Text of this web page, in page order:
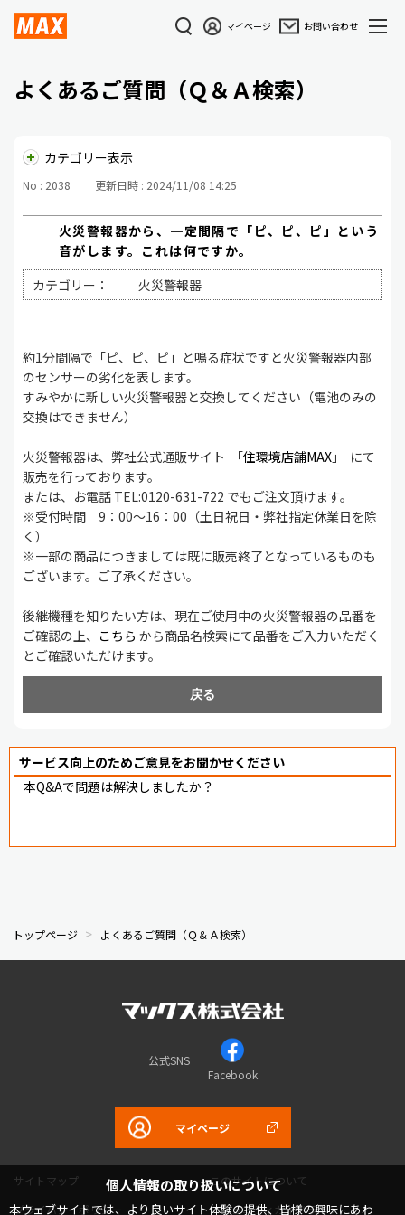
マイページ お問い合わせ
よくあるご質問（Ｑ＆Ａ検索）
個人情報の取り扱いについて
本ウェブサイトでは、より良いサイト体験の提供、皆様の興味にあわ
カテゴリー表示
No : 2038 更新日時 : 2024/11/08 14:25
火災警報器から、一定間隔で「ピ、ピ、ピ」という
音がします。これは何ですか。
カテゴリー：
火災警報器
約1分間隔で「ピ、ピ、ピ」と鳴る症状ですと火災警報器内部
のセンサーの劣化を表します。
すみやかに新しい火災警報器と交換してください（電池のみの
交換はできません）
火災警報器は、弊社公式通販サイト 「住環境店舗MAX 」 にて
販売を行っております。
または、お電話 TEL:0120-631-722 でもご注文頂けます。
※受付時間 9：00～16：00（土日祝日・弊社指定休業日を除
く）
※一部の商品につきましては既に販売終了となっているものも
ございます。ご了承ください。
後継機種を知りたい方は、現在ご使用中の火災警報器の品番を
ご確認の上、 こちら から商品名検索にて品番をご入力いただく
とご確認いただけます。
戻る
サービス向上のためご意見をお聞かせください
本Q&Aで問題は解決しましたか？
トップページ よくあるご質問（Ｑ＆Ａ検索）
公式SNS
Facebook
マイページ
サイトマップ
このサイトについて
プライバシーポリシー
コミュニティガイドライン